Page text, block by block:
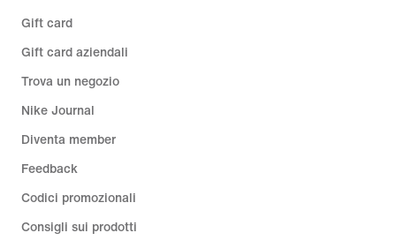
Gift card
Gift card aziendali
Trova un negozio
Nike Journal
Diventa member
Feedback
Codici promozionali
Consigli sui prodotti